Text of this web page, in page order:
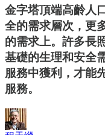
金字塔頂端高齡人
全的需求層次，更
的需求上。許多長
基礎的生理和安全
服務中獲利，才能
服務。